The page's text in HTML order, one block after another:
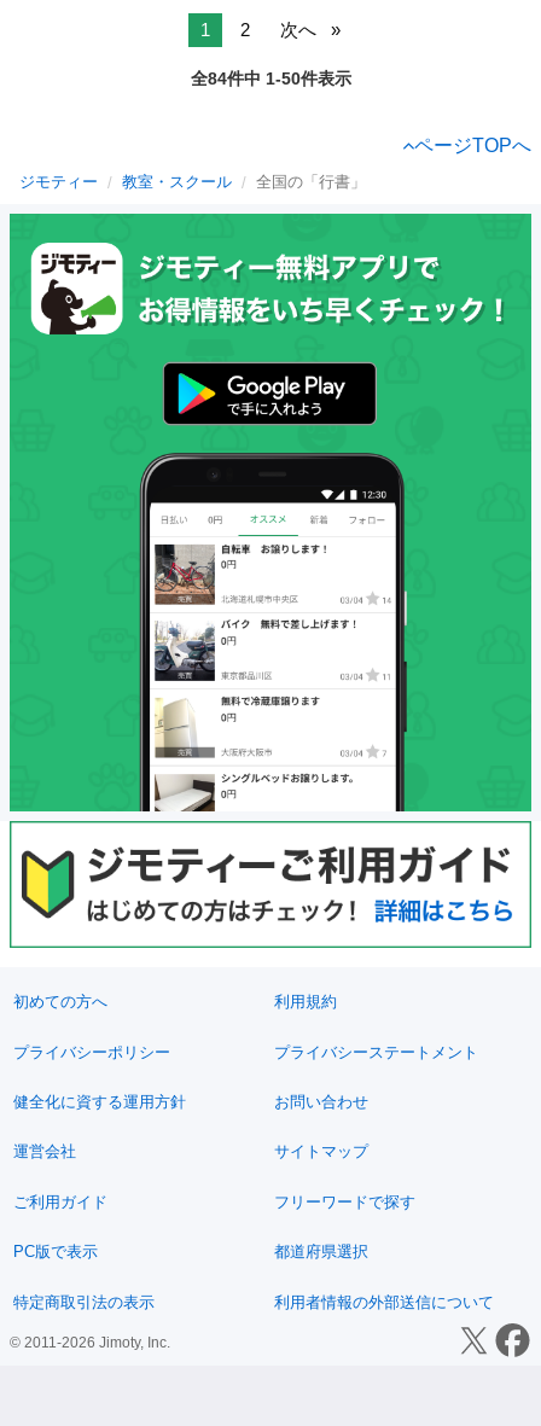
1 2 次へ
全84件中 1-50件表示
ページTOPへ
ジモティー 教室・スクール 全国の「行書」
初めての方へ 利用規約
プライバシーポリシー プライバシーステートメント
健全化に資する運用方針 お問い合わせ
運営会社 サイトマップ
ご利用ガイド フリーワードで探す
PC版で表示 都道府県選択
特定商取引法の表示 利用者情報の外部送信について
© 2011-2026 Jimoty, Inc.